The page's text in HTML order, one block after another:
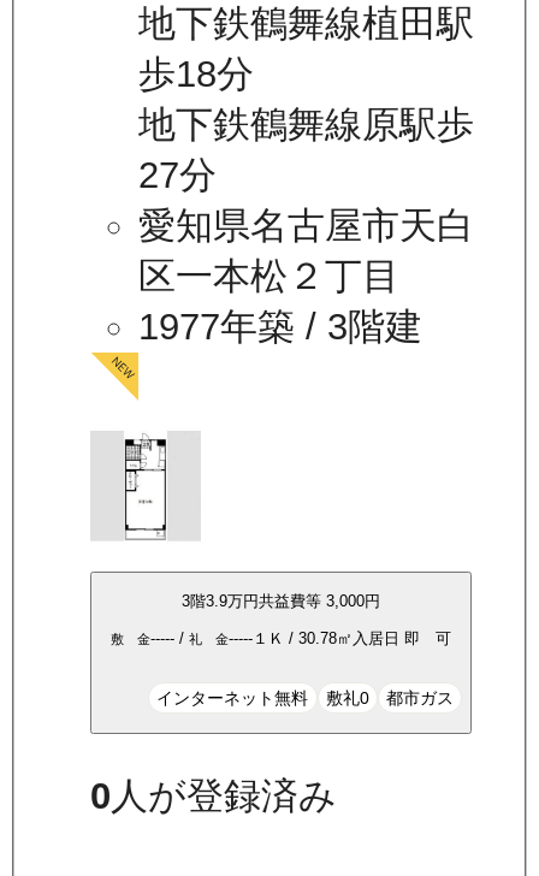
地下鉄鶴舞線植田駅
歩18分
地下鉄鶴舞線原駅歩
27分
愛知県名古屋市天白
区一本松２丁目
1977年築 / 3階建
3階3.9万円共益費等3,000円
敷 金----- /礼 金----- １Ｋ /30.78㎡ 入居日 即 可
インターネット無料 敷礼0 都市ガス
0 人が登録済み